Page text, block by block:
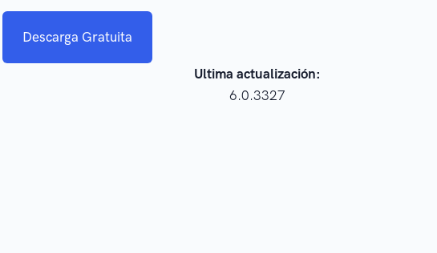
Descarga Gratuita
Ultima actualización:
6.0.3327